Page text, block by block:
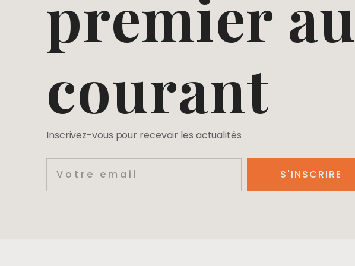
premier au
courant
Inscrivez-vous pour recevoir les actualités
S'INSCRIRE